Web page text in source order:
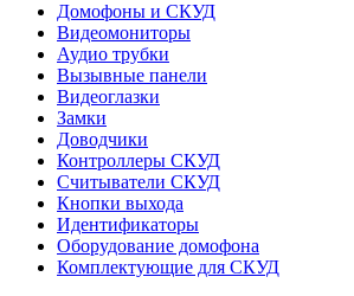
Домофоны и СКУД
Видеомониторы
Аудио трубки
Вызывные панели
Видеоглазки
Замки
Доводчики
Контроллеры СКУД
Считыватели СКУД
Кнопки выхода
Идентификаторы
Оборудование домофона
Комплектующие для СКУД